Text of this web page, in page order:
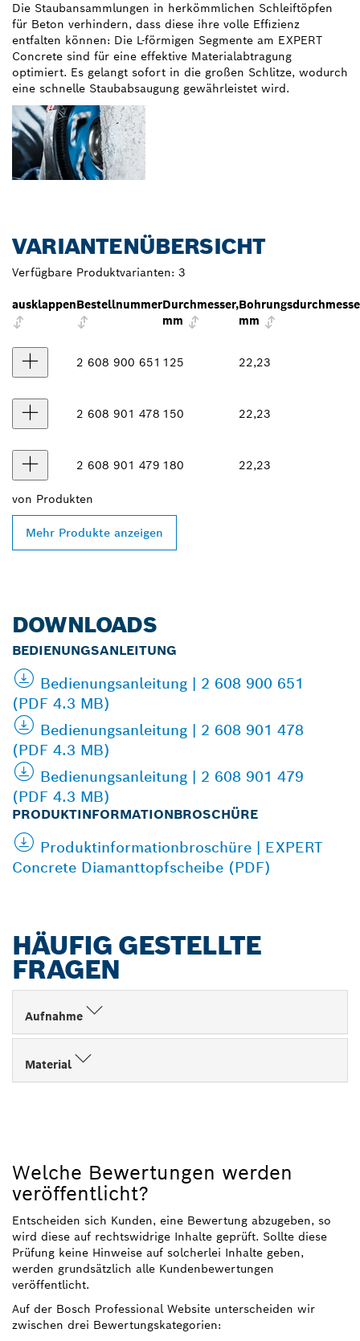
Die Staubansammlungen in herkömmlichen Schleiftöpfen
für Beton verhindern, dass diese ihre volle Effizienz
entfalten können: Die L-förmigen Segmente am EXPERT
Concrete sind für eine effektive Materialabtragung
optimiert. Es gelangt sofort in die großen Schlitze, wodurch
eine schnelle Staubabsaugung gewährleistet wird.
VARIANTENÜBERSICHT
Verfügbare Produktvarianten: 3
ausklappenBestellnummerDurchmesser,
mm
mm
2 608 900 651 125 22,23
2 608 901 478 150 22,23
2 608 901 479 180 22,23
von Produkten
Mehr Produkte anzeigen
DOWNLOADS
BEDIENUNGSANLEITUNG
Bedienungsanleitung | 2 608 900 651
(PDF 4.3 MB)
Bedienungsanleitung | 2 608 901 478
(PDF 4.3 MB)
Bedienungsanleitung | 2 608 901 479
(PDF 4.3 MB)
PRODUKTINFORMATIONBROSCHÜRE
Produktinformationbroschüre | EXPERT
Concrete Diamanttopfscheibe (PDF)
HÄUFIG GESTELLTE
FRAGEN
Aufnahme
Material
Welche Bewertungen werden
veröffentlicht?
Entscheiden sich Kunden, eine Bewertung abzugeben, so
wird diese auf rechtswidrige Inhalte geprüft. Sollte diese
Prüfung keine Hinweise auf solcherlei Inhalte geben,
werden grundsätzlich alle Kundenbewertungen
veröffentlicht.
Auf der Bosch Professional Website unterscheiden wir
zwischen drei Bewertungskategorien: